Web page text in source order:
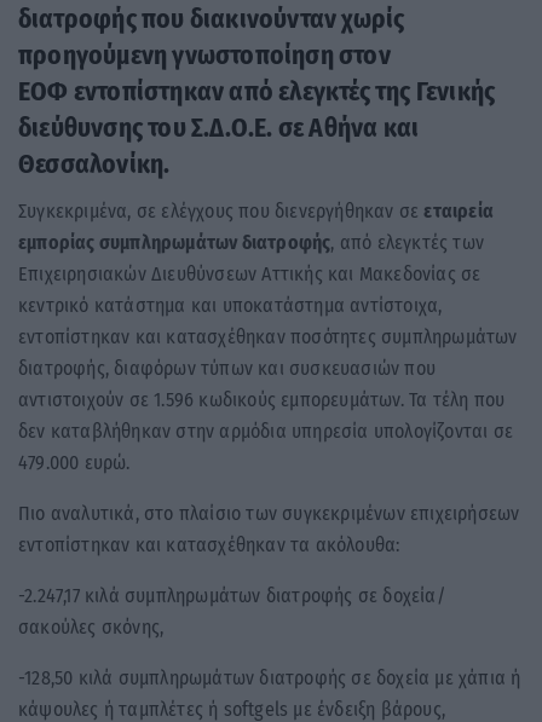
διατροφής που διακινούνταν χωρίς
προηγούμενη γνωστοποίηση στον
ΕΟΦ εντοπίστηκαν από ελεγκτές της Γενικής
διεύθυνσης του Σ.Δ.Ο.Ε. σε Αθήνα και
Θεσσαλονίκη.
Συγκεκριμένα, σε ελέγχους που διενεργήθηκαν σεεταιρεία
εμπορίας συμπληρωμάτων διατροφής, από ελεγκτές των
Επιχειρησιακών Διευθύνσεων Αττικής και Μακεδονίας σε
κεντρικό κατάστημα και υποκατάστημα αντίστοιχα,
εντοπίστηκαν και κατασχέθηκαν ποσότητες συμπληρωμάτων
διατροφής, διαφόρων τύπων και συσκευασιών που
αντιστοιχούν σε 1.596 κωδικούς εμπορευμάτων. Τα τέλη που
δεν καταβλήθηκαν στην αρμόδια υπηρεσία υπολογίζονται σε
479.000 ευρώ.
Πιο αναλυτικά, στο πλαίσιο των συγκεκριμένων επιχειρήσεων
εντοπίστηκαν και κατασχέθηκαν τα ακόλουθα:
-2.247,17 κιλά συμπληρωμάτων διατροφής σε δοχεία/
σακούλες σκόνης,
-128,50 κιλά συμπληρωμάτων διατροφής σε δοχεία με χάπια ή
κάψουλες ή ταμπλέτες ή softgels με ένδειξη βάρους,